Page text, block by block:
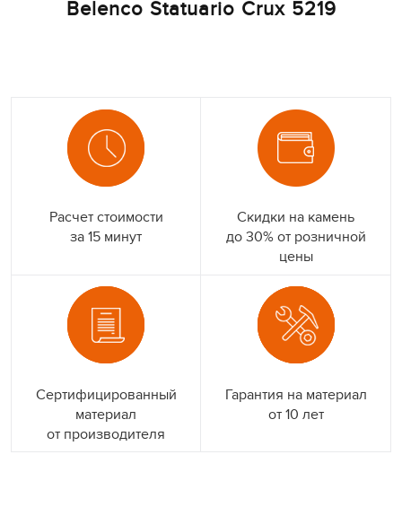
Belenco Statuario Crux 5219
Расчет стоимости
за 15 минут
Скидки на камень
до 30% от розничной
цены
Сертифицированный
материал
от производителя
Гарантия на материал
от 10 лет